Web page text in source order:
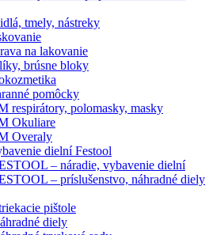
tmely, nástreky
na lakovanie
brúsne bloky
pomôcky
respirátory, polomasky, masky
Okuliare
Overaly
dielní Festool
– náradie, vybavenie dielní
– príslušenstvo, náhradné diely
pištole
diely